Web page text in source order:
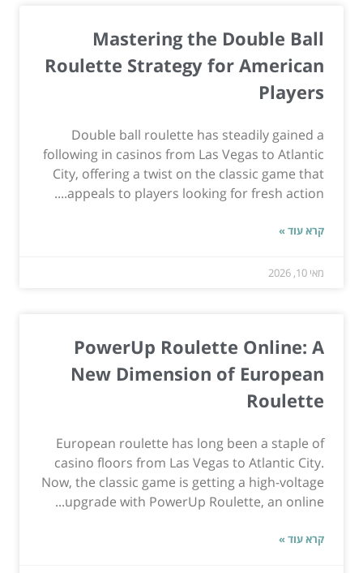
Mastering the Double Ball
Roulette Strategy for American
Players
Double ball roulette has steadily gained a
following in casinos from Las Vegas to Atlantic
City, offering a twist on the classic game that
appeals to players looking for fresh action....
קרא עוד »
מאי 10, 2026
PowerUp Roulette Online: A
New Dimension of European
Roulette
European roulette has long been a staple of
casino floors from Las Vegas to Atlantic City.
Now, the classic game is getting a high-voltage
upgrade with PowerUp Roulette, an online...
קרא עוד »